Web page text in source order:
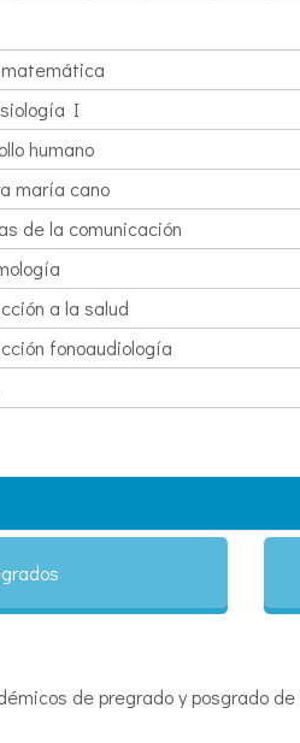
I
humano
maría cano
de la comunicación
a la salud
fonoaudiología
de pregrado y posgrado